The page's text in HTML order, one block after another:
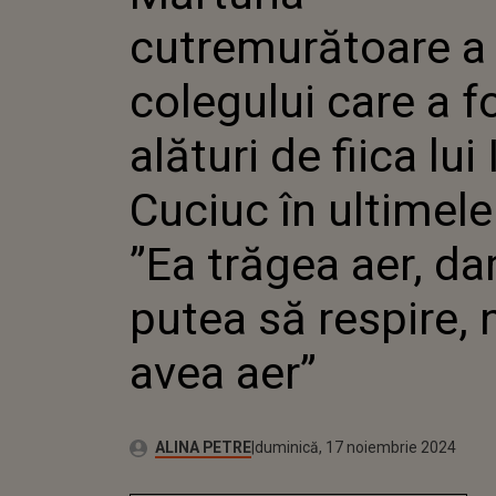
LUI
PUTEA
AVEA
cutremurătoare a
colegului care a
alături de fiica lui
Cuciuc în
”Ea trăgea aer,
putea să respire,
avea aer”
Autor:ALINA PETREPublicat:
duminică, 17 noiembrie 2024
Actualizat:
duminică, 17 noiembrie 2024